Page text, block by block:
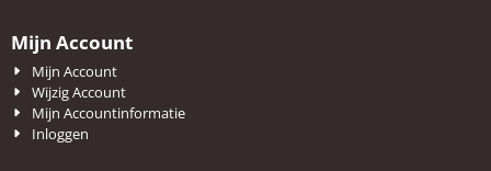
Mijn Account
Mijn Account
Wijzig Account
Mijn Accountinformatie
Inloggen